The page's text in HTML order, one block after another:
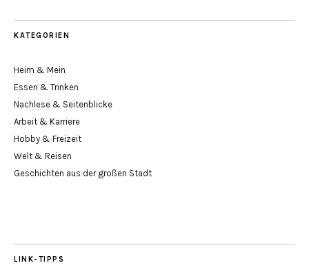
KATEGORIEN
Heim & Mein
Essen & Trinken
Nachlese & Seitenblicke
Arbeit & Karriere
Hobby & Freizeit
Welt & Reisen
Geschichten aus der großen Stadt
LINK-TIPPS